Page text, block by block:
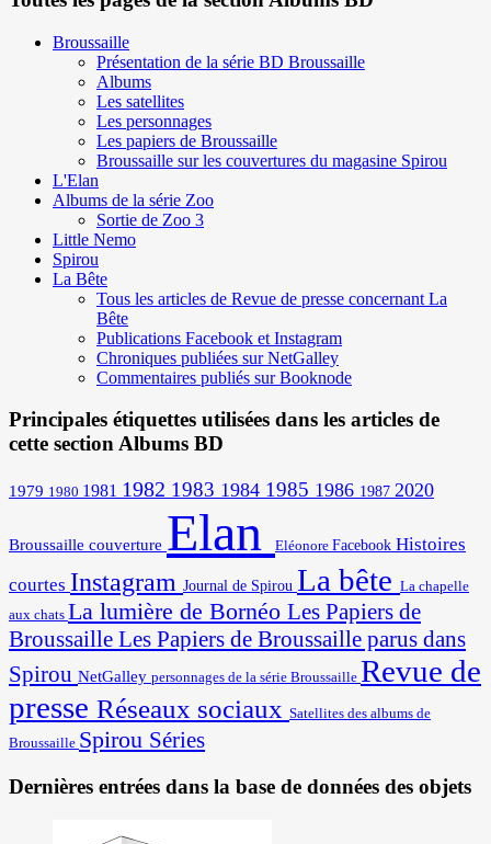
Broussaille
Présentation de la série BD Broussaille
Albums
Les satellites
Les personnages
Les papiers de Broussaille
Broussaille sur les couvertures du magasine Spirou
L'Elan
Albums de la série Zoo
Sortie de Zoo 3
Little Nemo
Spirou
La Bête
Tous les articles de Revue de presse concernant La
Bête
Publications Facebook et Instagram
Chroniques publiées sur NetGalley
Commentaires publiés sur Booknode
Principales étiquettes utilisées dans les articles de
cette section Albums BD
1979 1980 1981 1982 1983 1984 1985 1986 1987 2020
Broussaille couverture Elan Eléonore Facebook Histoires
courtes Instagram Journal de Spirou La bête La chapelle
aux chats La lumière de Bornéo Les Papiers de
Broussaille Les Papiers de Broussaille parus dans
Spirou NetGalley personnages de la série Broussaille Revue de
presse Réseaux sociaux Satellites des albums de
Broussaille Spirou Séries
Dernières entrées dans la base de données des objets